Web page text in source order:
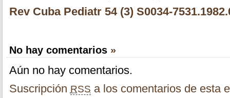
Rev Cuba Pediatr 54 (3) S0034-
No hay comentarios »
Aún no hay comentarios.
Suscripción RSS a los comentarios de esta